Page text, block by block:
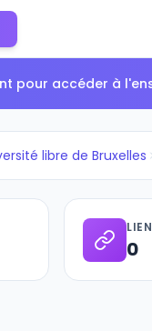
pour accéder à
libre de Bruxelles
0